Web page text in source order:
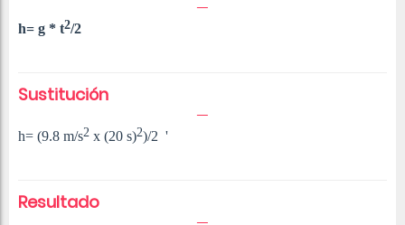
h= g * t2/2
Sustitución
h= (9.8 m/s2 x (20 s)2)/2 '
Resultado